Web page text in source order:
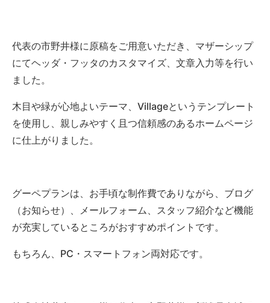
代表の市野井様に原稿をご用意いただき、マザーシップ
にてヘッダ・フッタのカスタマイズ、文章入力等を行い
ました。
木目や緑が心地よいテーマ、Villageというテンプレート
を使用し、親しみやすく且つ信頼感のあるホームページ
に仕上がりました。
グーペプランは、お手頃な制作費でありながら、ブログ
（お知らせ）、メールフォーム、スタッフ紹介など機能
が充実しているところがおすすめポイントです。
もちろん、PC・スマートフォン両対応です。